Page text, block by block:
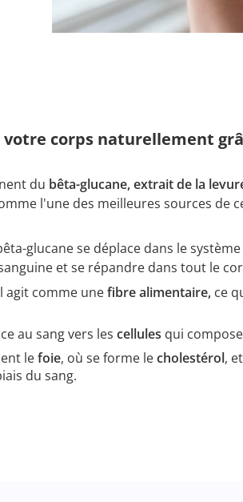
votre corps naturellement
du bêta-glucane, extrait de la
l'une des meilleures sources de
glucane se déplace dans le
et se répandre dans tout le
agit comme unefibre alimentaire, ce
au sang vers lescellules qui
lefoie, où se forme lecholestérol,
du sang.